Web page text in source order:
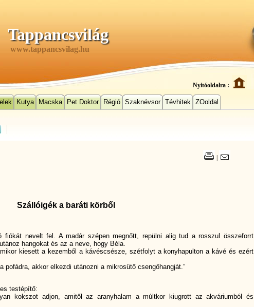
Tappancsvilág
www.tappancsvilag.hu
Nyitóoldalra :
Kutya Macska Pet Doktor Régió Szaknévsor Tévhitek ZOoldal
Szállóigék a baráti körből
fiókát nevelt fel. A madár szépen megnőtt, repülni alig tud a rosszul összeforrt
hangokat és az a neve, hogy Béla.
kiesett a kezemből a kávéscsésze, szétfolyt a konyhapulton a kávé és ezért
pofádra, akkor elkezdi utánozni a mikrosütő csengőhangját.”
testépítő:
kokszot adjon, amitől az aranyhalam a múltkor kiugrott az akváriumból és